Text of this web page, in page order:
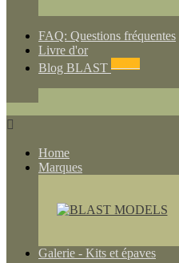
FAQ: Questions fréquentes
Livre d'or
Blog BLAST

Home
Marques
Galerie - Kits et épaves